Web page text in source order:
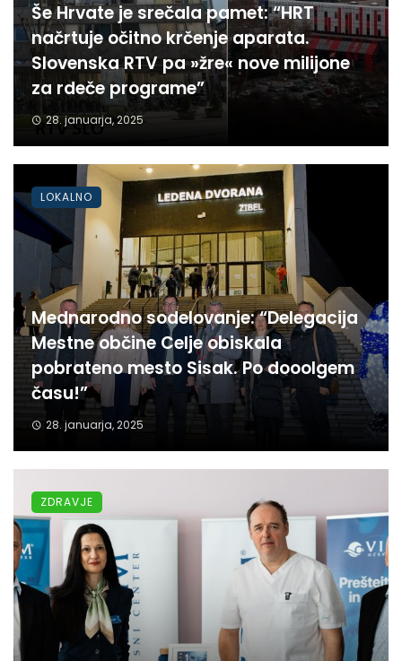
Še Hrvate je srečala pamet: “HRT
načrtuje očitno krčenje aparata.
Slovenska RTV pa »žre« nove milijone
za rdeče programe”
28. januarja, 2025
Mednarodno sodelovanje: “Delegacija
Mestne občine Celje obiskala
pobrateno mesto Sisak. Po dooolgem
času!”
28. januarja, 2025
LOKALNO
ZDRAVJE